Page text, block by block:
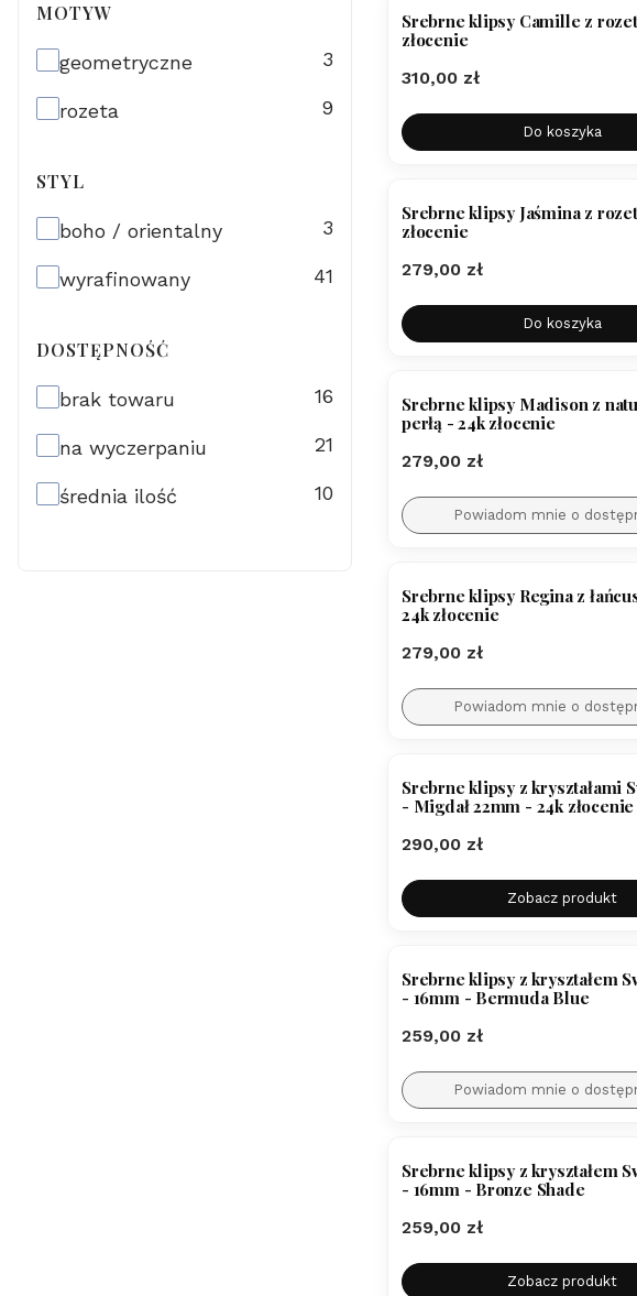
MOTYW
Motyw
geometryczne 3
rozeta 9
STYL
Stylboho / orientalny 3
wyrafinowany 41
DOSTĘPNOŚĆ
Dostępność
brak towaru 16
na wyczerpaniu 21
średnia ilość 10
Srebrne klipsy Camille z
złocenie
Cena
310,00 zł
Do koszyka
Srebrne klipsy Jaśmina z
złocenie
Cena
279,00 zł
Do koszyka
Srebrne klipsy Madison z
perłą - 24k złocenie
Cena
279,00 zł
Powiadom mnie o
Srebrne klipsy Regina z
24k złocenie
Cena
279,00 zł
Powiadom mnie o
Srebrne klipsy z kryształami
- Migdał 22mm - 24k złocenie
Cena
290,00 zł
Zobacz produkt
Srebrne klipsy z kryształem
- 16mm - Bermuda Blue
Cena
259,00 zł
Powiadom mnie o
Srebrne klipsy z kryształem
- 16mm - Bronze Shade
Cena
259,00 zł
Zobacz produkt